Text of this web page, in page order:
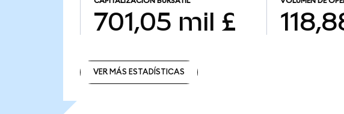
701,05 mil £
VER MÁS ESTADÍSTICAS